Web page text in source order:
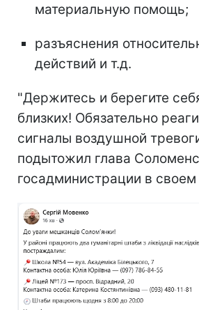
материальную помощь;
разъяснения
действий и т.д.
"Держитесь и берегите
близких! Обязательно
сигналы воздушной
подытожил глава
госадминистрации в